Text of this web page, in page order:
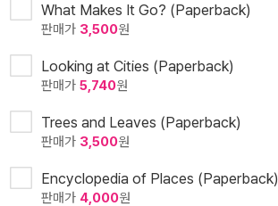
What Makes It Go? (Paperback)
판매가 3,500원
Looking at Cities (Paperback)
판매가 5,740원
Trees and Leaves (Paperback)
판매가 3,500원
Encyclopedia of Places (Paperback)
판매가 4,000원